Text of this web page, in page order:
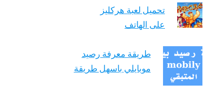
تحميل لعبة هركليز
على الهاتف
طريقة معرفة رصيد
موبايلي باسهل طريقة